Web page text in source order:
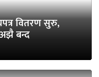
वितरण सुरु,
बन्द